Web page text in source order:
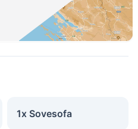
1x Sovesofa